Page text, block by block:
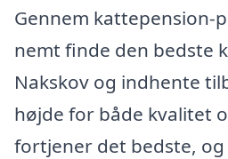
Gennem kattepension-
nemt finde den bedste
Nakskov og indhente
højde for både kvalitet
fortjener det bedste,